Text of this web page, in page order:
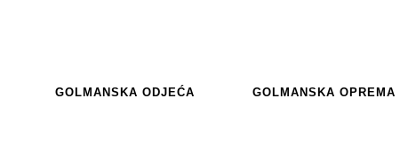
GOLMANSKA ODJEĆA GOLMANSKA OPREMA